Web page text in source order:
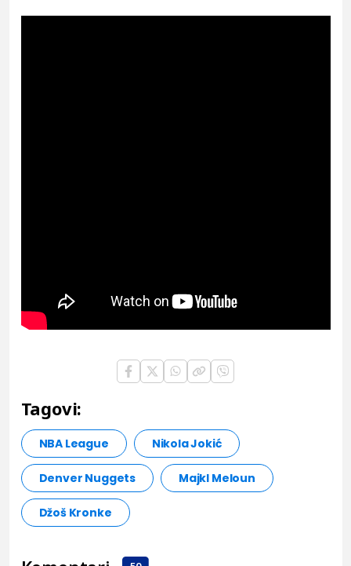
Tagovi:
NBA League Nikola Jokić
Denver Nuggets Majkl Meloun
Džoš Kronke